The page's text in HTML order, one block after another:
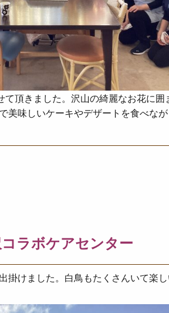
頂きました。沢山の綺麗なお花に囲
美味しいケーキやデザートを食べな
コラボケアセンター
掛けました。白鳥もたくさんいて楽